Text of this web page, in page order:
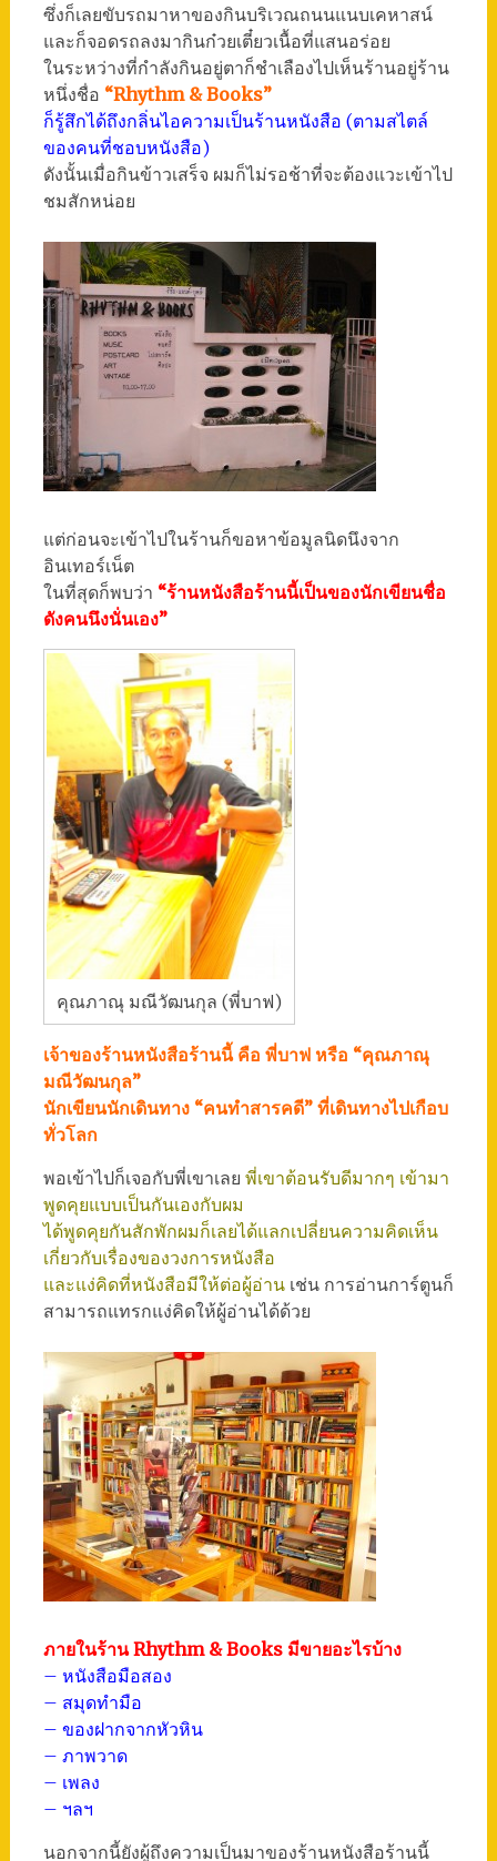
ซึ่งก็เลยขับรถมาหาของกินบริเวณถนนแนบเคหาสน์
และก็จอดรถลงมากินก๋วยเตี๋ยวเนื้อที่แสนอร่อย
ในระหว่างที่กำลังกินอยู่ตาก็ชำเลืองไปเห็นร้านอยู่ร้าน
หนึ่งชื่อ “Rhythm & Books”
ก็รู้สึกได้ถึงกลิ่นไอความเป็นร้านหนังสือ (ตามสไตล์
ของคนที่ชอบหนังสือ)
ดังนั้นเมื่อกินข้าวเสร็จ ผมก็ไม่รอช้าที่จะต้องแวะเข้าไป
ชมสักหน่อย
แต่ก่อนจะเข้าไปในร้านก็ขอหาข้อมูลนิดนึงจาก
อินเทอร์เน็ต
ในที่สุดก็พบว่า “ร้านหนังสือร้านนี้เป็นของนักเขียนชื่อ
ดังคนนึงนั่นเอง”
คุณภาณุ มณีวัฒนกุล (พี่บาฟ)
เจ้าของร้านหนังสือร้านนี้ คือ พี่บาฟ หรือ “คุณภาณุ
มณีวัฒนกุล”
นักเขียนนักเดินทาง “คนทำสารคดี” ที่เดินทางไปเกือบ
ทั่วโลก
พอเข้าไปก็เจอกับพี่เขาเลย พี่เขาต้อนรับดีมากๆ เข้ามา
พูดคุยแบบเป็นกันเองกับผม
ได้พูดคุยกันสักพักผมก็เลยได้แลกเปลี่ยนความคิดเห็น
เกี่ยวกับเรื่องของวงการหนังสือ
และแง่คิดที่หนังสือมีให้ต่อผู้อ่านเช่น การอ่านการ์ตูนก็
สามารถแทรกแง่คิดให้ผู้อ่านได้ด้วย
ภายในร้าน Rhythm & Books มีขายอะไรบ้าง
– หนังสือมือสอง
– สมุดทำมือ
– ของฝากจากหัวหิน
– ภาพวาด
– เพลง
– ฯลฯ
นอกจากนี้ยังผู้ถึงความเป็นมาของร้านหนังสือร้านนี้